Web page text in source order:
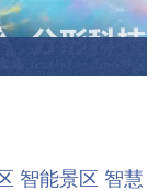
智能景区 智慧